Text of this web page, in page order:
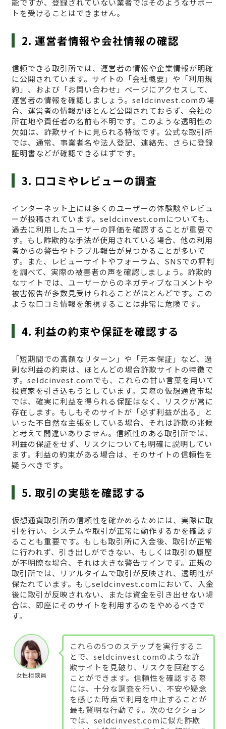
能ですが、登録されていない業者ではそのようなサポー
トを受けることはできません。
2. 運営者情報や会社情報の確認
信頼できる取引所では、運営者の情報や企業情報が明確
に公開されています。サイトの「会社概要」や「利用規
約」、および「お問い合わせ」ページにアクセスして、
運営者の情報を確認しましょう。seldcinvest.comの場
合、運営者の情報がほとんど公開されておらず、会社の
所在地や責任者の名前も不明です。このような透明性の
欠如は、詐欺サイトに見られる特徴です。公式な取引所
では、通常、事業者名や法人登記、連絡先、さらに登録
証明書などが確認できるはずです。
3. 口コミやレビューの調査
インターネット上には多くのユーザーの体験談やレビュ
ーが投稿されています。seldcinvest.comについても、
過去に利用したユーザーの評価を確認することが重要で
す。もし詐欺的な手法が使用されている場合、他の利用
者からの警告やトラブル報告が見つかることが多いで
す。また、レビューサイトやフォーラム、SNSでの評判
を調べて、実際の被害者の声を確認しましょう。詐欺的
なサイトでは、ユーザーからのネガティブなコメントや
被害報告が多数見受けられることがほとんどです。この
ような口コミ情報を無視することは非常に危険です。
4. 利益の約束や保証を確認する
「短期間での高額なリターン」や「元本保証」など、過
剰な利益の約束は、ほとんどの場合詐欺サイトの特徴で
す。seldcinvest.comでも、これらの甘い言葉を用いて
投資家を引き込もうとしています。実際の仮想通貨市場
では、確実に利益を得られる保証はなく、リスクが常に
存在します。もしもそのサイトが「必ず利益が出る」と
いった不自然な主張をしている場合、それは詐欺の兆候
と考えて間違いありません。信頼性のある取引所では、
利益の保証をせず、リスクについても明確に説明してい
ます。利益の約束がある場合は、そのサイトの信頼性を
疑うべきです。
5. 取引の実態を確認する
仮想通貨取引所の信頼性を確かめるためには、実際に取
引を行い、システムや取引が正常に動作するかを確認す
ることも重要です。もしも取引所に入金後、取引が正常
に行われず、引き出しができない、もしくは取引の履歴
が不明瞭な場合、それは大きな警告サインです。正規の
取引所では、リアルタイムで取引が反映され、透明性が
保たれています。もしseldcinvest.comにおいて、入金
後に取引が反映されない、または資金を引き出せない場
合は、即座にそのサイトを利用するのをやめるべきで
す。
女性相談員
これらの5つのステップを実行するこ
とで、seldcinvest.comのような詐
欺サイトを見破り、リスクを回避する
ことができます。信頼性を確認する際
には、十分な調査を行い、不安や疑念
を感じた時点で利用を中止することが
最も賢明な行動です。次のセクション
では、seldcinvest.comに似た詐欺